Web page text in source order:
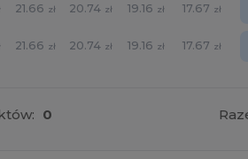
21.66 zł 20.74 zł 19.16 zł 17.67 zł
21.66 zł 20.74 zł 19.16 zł 17.67 zł
0